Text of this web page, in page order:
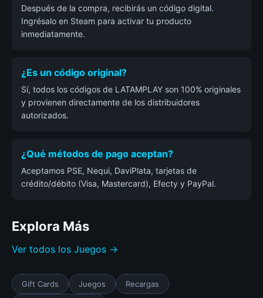
Después de la compra, recibirás un código digital.
Ingrésalo en Steam para activar tu producto
inmediatamente.
¿Es un código original?
Sí, todos los códigos de LATAMPLAY son 100% originales
y provienen directamente de los distribuidores
autorizados.
¿Qué métodos de pago aceptan?
Aceptamos PSE, Nequi, DaviPlata, tarjetas de
crédito/débito (Visa, Mastercard), Efecty y PayPal.
Explora Más
Ver todos los Juegos →
Gift Cards Juegos Recargas